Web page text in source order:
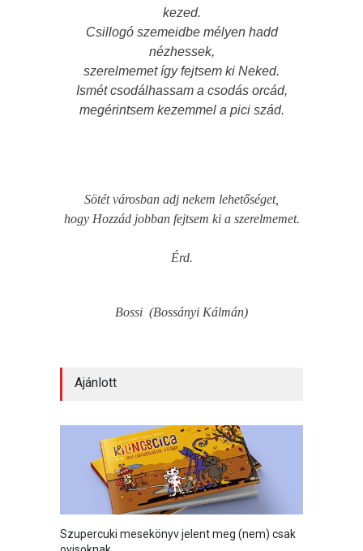
kezed.
Csillogó szemeidbe mélyen hadd
nézhessek,
szerelmemet így fejtsem ki Neked.
Ismét csodálhassam a csodás orcád,
megérintsem kezemmel a pici szád.
Sötét városban adj nekem lehetőséget,
hogy Hozzád jobban fejtsem ki a szerelmemet.
Érd.
Bossi (Bossányi Kálmán)
Ajánlott
Szupercuki mesekönyv jelent meg (nem) csak